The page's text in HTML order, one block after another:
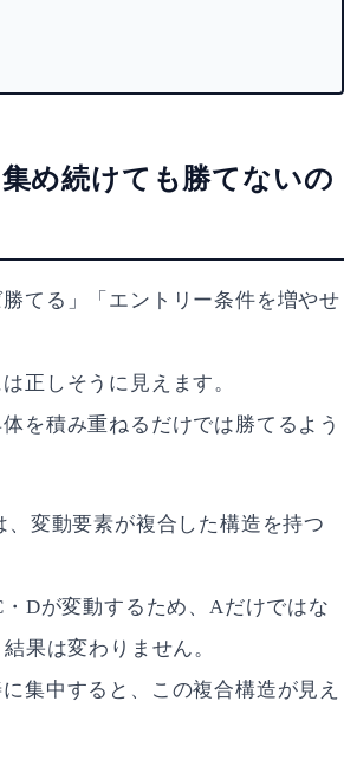
め続けても勝てないの
勝てる」「エントリー条件を増やせ
正しそうに見えます。
を積み重ねるだけでは勝てるよう
、変動要素が複合した構造を持つ
Dが変動するため、Aだけではな
果は変わりません。
集中すると、この複合構造が見え